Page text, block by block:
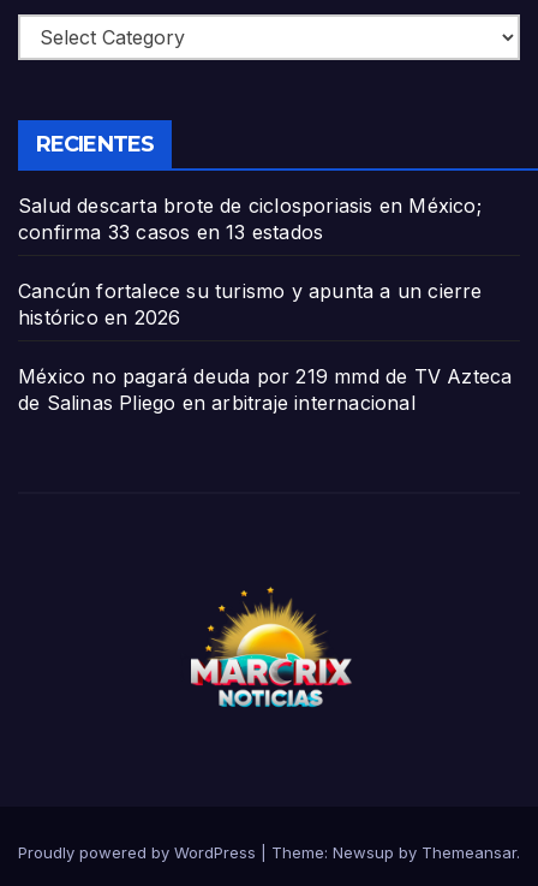
Categories
RECIENTES
Salud descarta brote de ciclosporiasis en México;
confirma 33 casos en 13 estados
Cancún fortalece su turismo y apunta a un cierre
histórico en 2026
México no pagará deuda por 219 mmd de TV Azteca
de Salinas Pliego en arbitraje internacional
Proudly powered by WordPress Theme: Newsup by Themeansar.